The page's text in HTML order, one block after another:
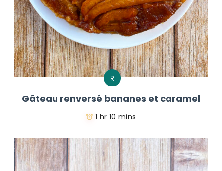
R
Gâteau renversé bananes et caramel
1 hr 10 mins